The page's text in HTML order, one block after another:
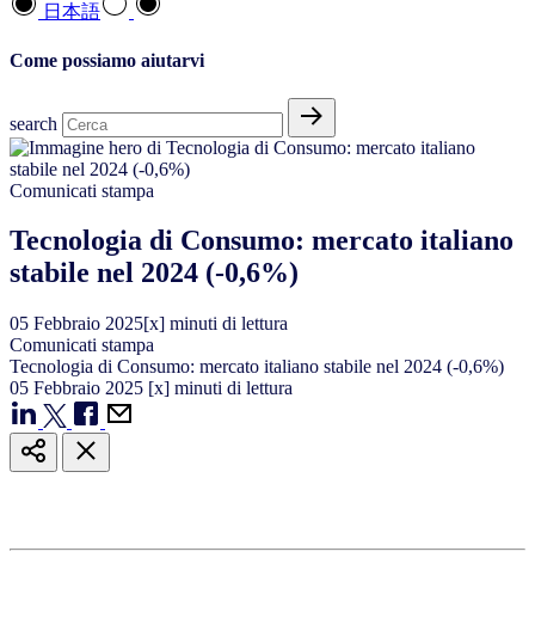
日本語
Come possiamo aiutarvi
search
Comunicati stampa
Tecnologia di Consumo: mercato italiano
stabile nel 2024 (-0,6%)
05 Febbraio 2025[x] minuti di lettura
Comunicati stampa
Tecnologia di Consumo: mercato italiano stabile nel 2024 (-0,6%)
05 Febbraio 2025 [x] minuti di lettura